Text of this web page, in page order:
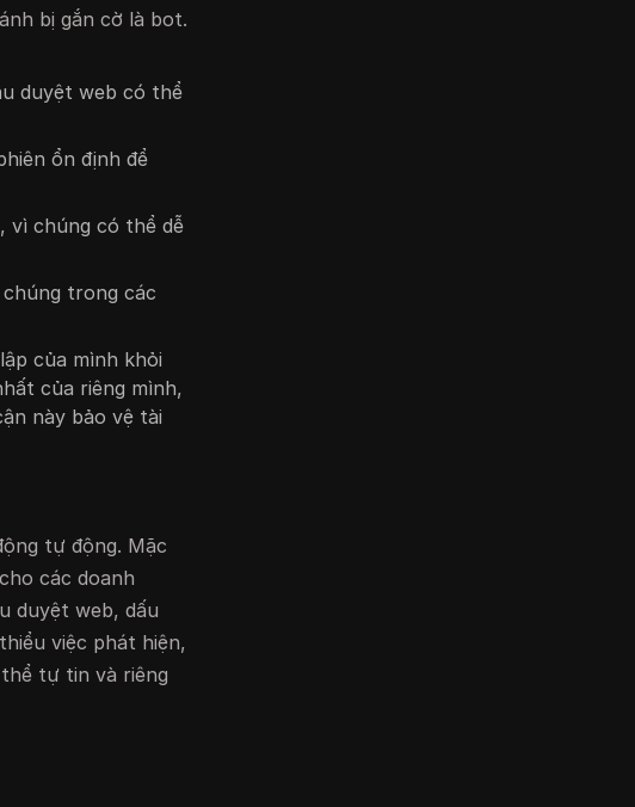
bị gắn cờ là bot.
duyệt web có thể
ổn định để
vì chúng có thể dễ
trong các
của mình khỏi
của riêng mình,
này bảo vệ tài
tự động. Mặc
các doanh
duyệt web, dấu
việc phát hiện,
tự tin và riêng